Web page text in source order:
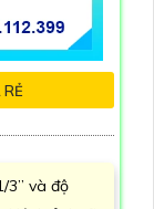
3” và độ